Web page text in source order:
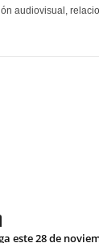
audiovisual,
este 28 de